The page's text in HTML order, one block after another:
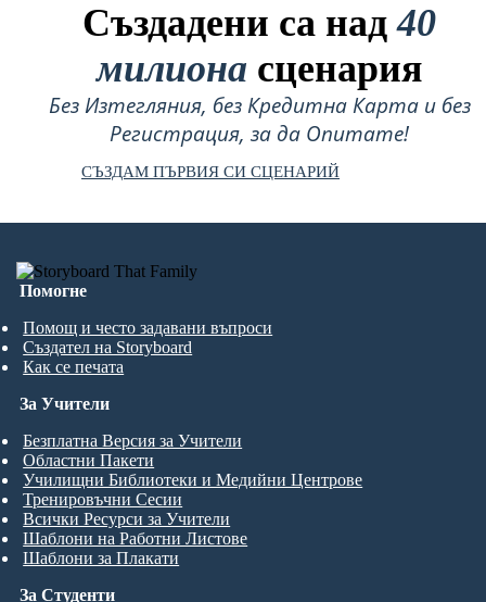
Създадени са над40
милиона сценария
Без Изтегляния, без Кредитна Карта и без
Регистрация, за да Опитате!
СЪЗДАМ ПЪРВИЯ СИ СЦЕНАРИЙ
Помогне
Помощ и често задавани въпроси
Създател на Storyboard
Как се печата
За Студенти
За Учители
Безплатна Версия за Учители
Областни Пакети
Училищни Библиотеки и Медийни Центрове
Тренировъчни Сесии
Всички Ресурси за Учители
Шаблони на Работни Листове
Шаблони за Плакати